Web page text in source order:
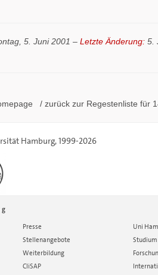
5. Juni 2001 – Letzte Änderung: 5.
/ zurück zur Regestenliste für
Hamburg, 1999-2026